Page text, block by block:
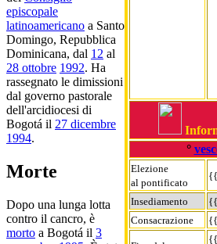
°
Elezione
al pontificato
Insediamento
Consacrazione
episcopale
latinoamericano a Santo
Domingo, Repubblica
Dominicana, dal 12 al
28 ottobre 1992. Ha
rassegnato le dimissioni
dal governo pastorale
dell'arcidiocesi di
Bogotá il 27 dicembre
1994.
Morte
Dopo una lunga lotta
contro il cancro, è
morto a Bogotá il 3